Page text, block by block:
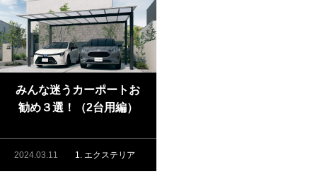
みんな迷うカーポートお
勧め３選！（2台用編）
2024.03.11 1. エクステリア